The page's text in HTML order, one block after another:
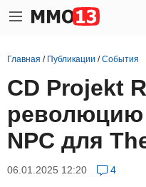
Главная / Публикации /События
CD Projekt
революцию
NPC для
06.01.2025 12:20 4